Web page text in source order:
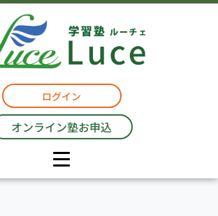
ログイン
オンライン塾お申込